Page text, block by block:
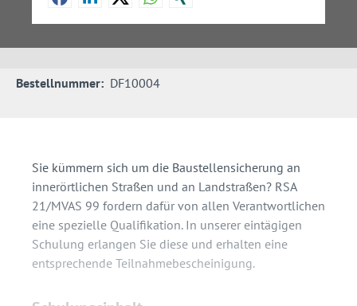
Bestellnummer: DF10004
Sie kümmern sich um die Baustellensicherung an
innerörtlichen Straßen und an Landstraßen? RSA
21/MVAS 99 fordern dafür von allen Verantwortlichen
eine spezielle Qualifikation. In unserer eintägigen
Schulung erlangen Sie diese und erhalten eine
entsprechende Teilnahmebescheinigung.